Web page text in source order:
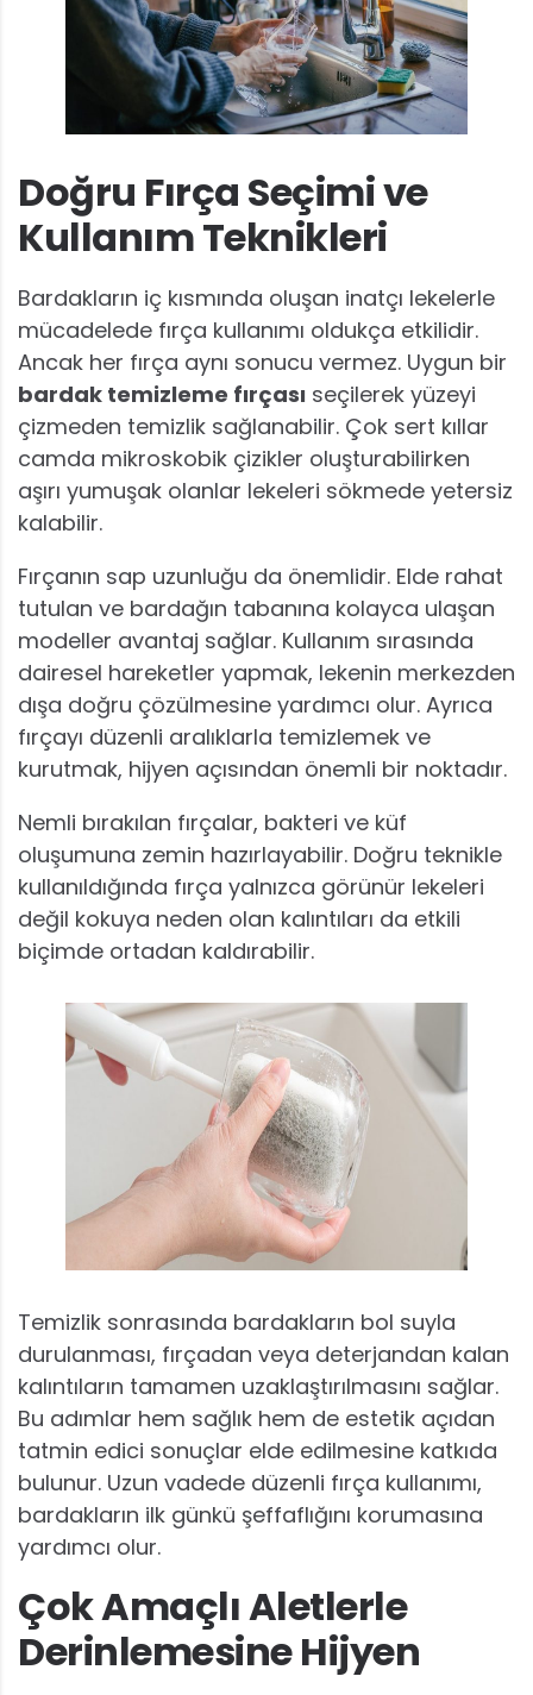
Doğru Fırça Seçimi ve
Kullanım Teknikleri
Bardakların iç kısmında oluşan inatçı lekelerle
mücadelede fırça kullanımı oldukça etkilidir.
Ancak her fırça aynı sonucu vermez. Uygun bir
bardak temizleme fırçası seçilerek yüzeyi
çizmeden temizlik sağlanabilir. Çok sert kıllar
camda mikroskobik çizikler oluşturabilirken
aşırı yumuşak olanlar lekeleri sökmede yetersiz
kalabilir.
Fırçanın sap uzunluğu da önemlidir. Elde rahat
tutulan ve bardağın tabanına kolayca ulaşan
modeller avantaj sağlar. Kullanım sırasında
dairesel hareketler yapmak, lekenin merkezden
dışa doğru çözülmesine yardımcı olur. Ayrıca
fırçayı düzenli aralıklarla temizlemek ve
kurutmak, hijyen açısından önemli bir noktadır.
Nemli bırakılan fırçalar, bakteri ve küf
oluşumuna zemin hazırlayabilir. Doğru teknikle
kullanıldığında fırça yalnızca görünür lekeleri
değil kokuya neden olan kalıntıları da etkili
biçimde ortadan kaldırabilir.
Temizlik sonrasında bardakların bol suyla
durulanması, fırçadan veya deterjandan kalan
kalıntıların tamamen uzaklaştırılmasını sağlar.
Bu adımlar hem sağlık hem de estetik açıdan
tatmin edici sonuçlar elde edilmesine katkıda
bulunur. Uzun vadede düzenli fırça kullanımı,
bardakların ilk günkü şeffaflığını korumasına
yardımcı olur.
Çok Amaçlı Aletlerle
Derinlemesine Hijyen